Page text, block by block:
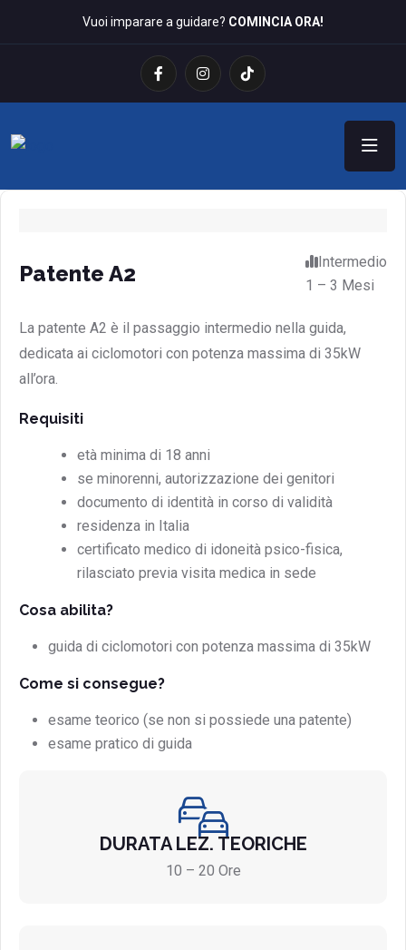
Vuoi imparare a guidare? COMINCIA ORA!
Patente A2
Intermedio
1 – 3 Mesi
La patente A2 è il passaggio intermedio nella guida,
dedicata ai ciclomotori con potenza massima di 35kW
all’ora.
Requisiti
età minima di 18 anni
se minorenni, autorizzazione dei genitori
documento di identità in corso di validità
residenza in Italia
certificato medico di idoneità psico-fisica,
rilasciato previa visita medica in sede
Cosa abilita?
guida di ciclomotori con potenza massima di 35kW
Come si consegue?
esame teorico (se non si possiede una patente)
esame pratico di guida
DURATA LEZ. TEORICHE
10 – 20 Ore